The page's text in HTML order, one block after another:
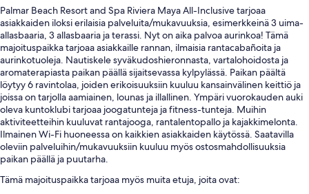
Palmar Beach Resort and Spa Riviera Maya All-Inclusive tarjoaa
asiakkaiden iloksi erilaisia palveluita/mukavuuksia, esimerkkeinä 3 uima-
allasbaaria, 3 allasbaaria ja terassi. Nyt on aika palvoa aurinkoa! Tämä
majoituspaikka tarjoaa asiakkaille rannan, ilmaisia rantacabañoita ja
aurinkotuoleja. Nautiskele syväkudoshieronnasta, vartalohoidosta ja
aromaterapiasta paikan päällä sijaitsevassa kylpylässä. Paikan päältä
löytyy 6 ravintolaa, joiden erikoisuuksiin kuuluu kansainvälinen keittiö ja
joissa on tarjolla aamiainen, lounas ja illallinen. Ympäri vuorokauden auki
oleva kuntoklubi tarjoaa joogatunteja ja fitness-tunteja. Muihin
aktiviteetteihin kuuluvat rantajooga, rantalentopallo ja kajakkimelonta.
Ilmainen Wi-Fi huoneessa on kaikkien asiakkaiden käytössä. Saatavilla
oleviin palveluihin/mukavuuksiin kuuluu myös ostosmahdollisuuksia
paikan päällä ja puutarha.
Tämä majoituspaikka tarjoaa myös muita etuja, joita ovat: